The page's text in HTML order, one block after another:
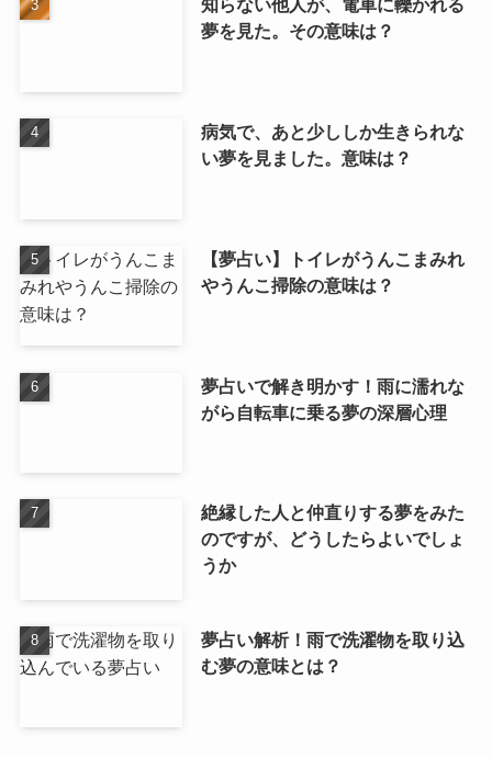
知らない他人が、電車に轢かれる
夢を見た。その意味は？
病気で、あと少ししか生きられな
い夢を見ました。意味は？
【夢占い】トイレがうんこまみれ
やうんこ掃除の意味は？
夢占いで解き明かす！雨に濡れな
がら自転車に乗る夢の深層心理
絶縁した人と仲直りする夢をみた
のですが、どうしたらよいでしょ
うか
夢占い解析！雨で洗濯物を取り込
む夢の意味とは？